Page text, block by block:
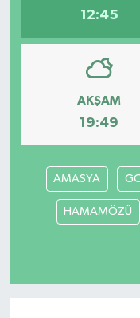
12:45
AKŞAM
19:49
AMASYA
HAMAMÖZÜ